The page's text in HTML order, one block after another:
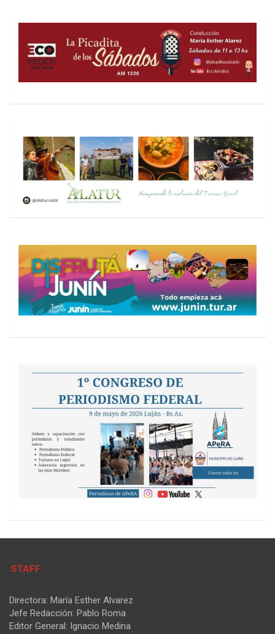
STAFF:
Directora: María Esther Alvarez
Jefe Redacción: Pablo Roma
Editor General: Ignacio Medina